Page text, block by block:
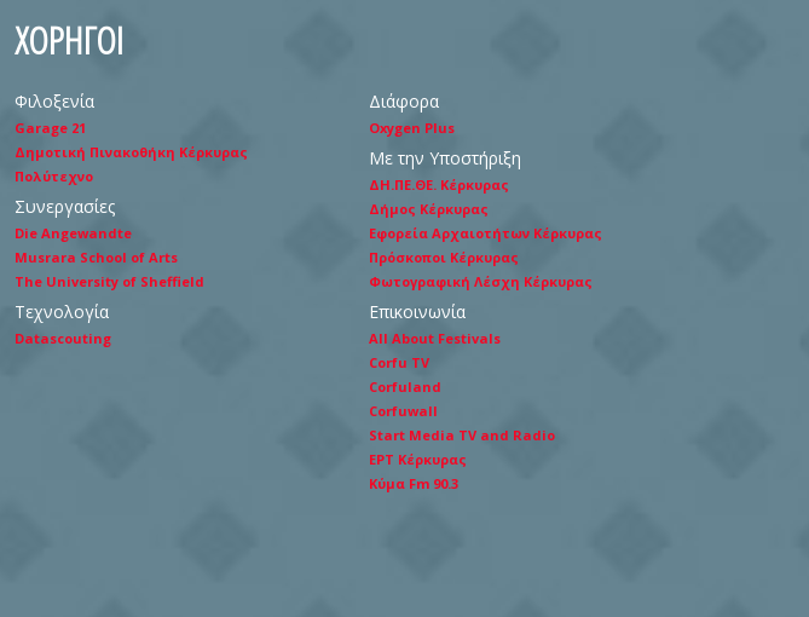
ΧΟΡΗΓΟΙ
Φιλοξενία
Garage 21
Δημοτική Πινακοθήκη Κέρκυρας
Πολύτεχνο
Συνεργασίες
Die Angewandte
Musrara School of Arts
The University of Sheffield
Τεχνολογία
Datascouting
Διάφορα
Oxygen Plus
Με την Υποστήριξη
ΔΗ.ΠΕ.ΘΕ. Κέρκυρας
Δήμος Κέρκυρας
Εφορεία Αρχαιοτήτων Κέρκυρας
Πρόσκοποι Κέρκυρας
Φωτογραφική Λέσχη Κέρκυρας
Επικοινωνία
All About Festivals
Corfu TV
Corfuland
Corfuwall
Start Media TV and Radio
ΕΡΤ Κέρκυρας
Κύμα Fm 90.3